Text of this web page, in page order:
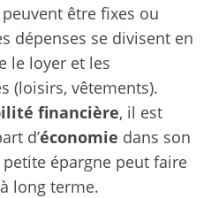
être fixes ou
dépenses se divisent en
le loyer et les
(loisirs, vêtements).
financière, il est
d’économie dans son
épargne peut faire
long terme.